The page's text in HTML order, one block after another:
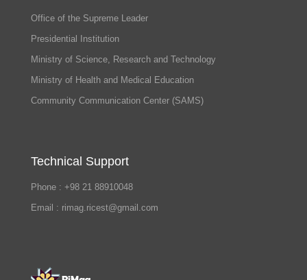
Office of the Supreme Leader
Presidential Institution
Ministry of Science, Research and Technology
Ministry of Health and Medical Education
Community Communication Center (SAMS)
Technical Support
Phone : +98 21 88910048
Email : rimag.ricest@gmail.com